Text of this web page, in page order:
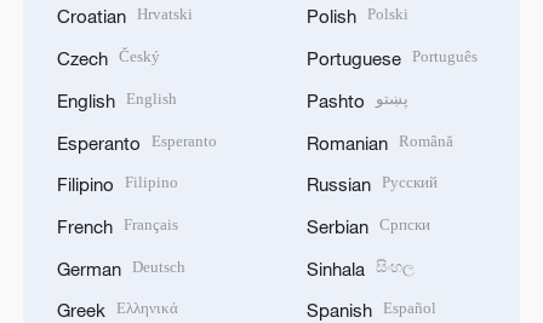
Croatian Hrvatski
Czech Český
English English
Esperanto Esperanto
Filipino Filipino
French Français
German Deutsch
Greek Ελληνικά
Polish Polski
Portuguese Português
Pashto پښتو
Romanian Română
Russian Русский
Serbian Српски
Sinhala සිංහල
Spanish Español